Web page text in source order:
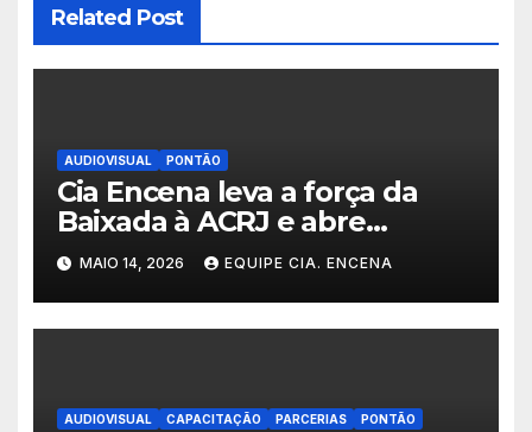
Related Post
AUDIOVISUAL PONTÃO
Cia Encena leva a força da
Baixada à ACRJ e abre
inscrições para a 2ª turma do
Fazendo Meu Primeiro Filme”
em Nova Iguaçu
MAIO 14, 2026 EQUIPE CIA. ENCENA
AUDIOVISUAL CAPACITAÇÃO PARCERIAS PONTÃO